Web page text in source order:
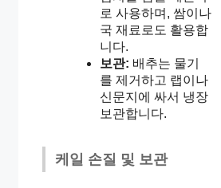
로 사용하며, 쌈이나
국 재료로도 활용합
니다.
보관: 배추는 물기
를 제거하고 랩이나
신문지에 싸서 냉장
보관합니다.
케일 손질 및 보관